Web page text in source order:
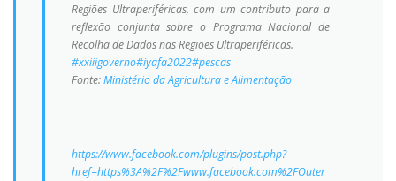
Regiões Ultraperiféricas, com um contributo para a
reflexão conjunta sobre o Programa Nacional de
Recolha de Dados nas Regiões Ultraperiféricas.
#xxiiigoverno#iyafa2022#pescas
Fonte:Ministério da Agricultura e Alimentação
https://www.facebook.com/plugins/post.php?
href=https%3A%2F%2Fwww.facebook.com%2FOuter